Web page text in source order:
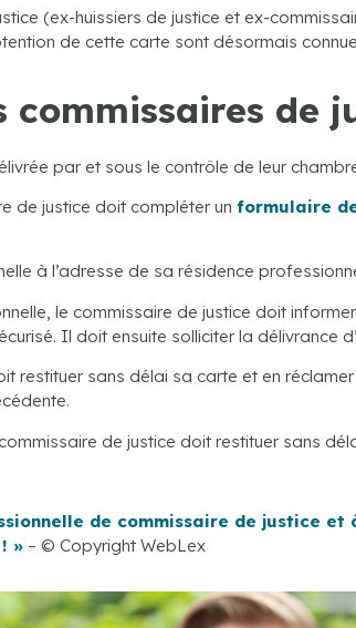
(ex-huissiers de justice et ex-
de cette carte sont désormais
de
par et sous le contrôle de leur
de justice doit compléter un formulaire
à l’adresse de sa résidence
le commissaire de justice doit
Il doit ensuite solliciter la délivrance
restituer sans délai sa carte et en
de justice doit restituer sans
de commissaire de justice et
» – © Copyright WebLex